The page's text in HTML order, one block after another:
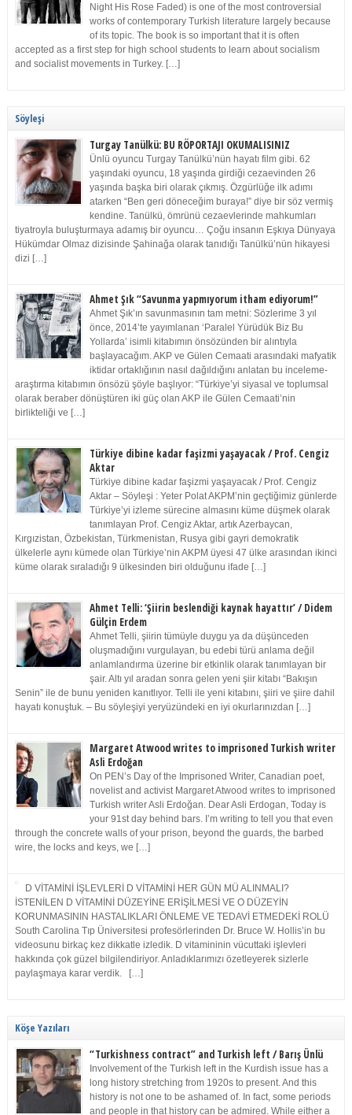
Night His Rose Faded) is one of the most controversial
works of contemporary Turkish literature largely because
of its topic. The book is so important that it is often
accepted as a first step for high school students to learn about socialism
and socialist movements in Turkey. […]
Söyleşi
Turgay Tanülkü: BU RÖPORTAJI OKUMALISINIZ
Ünlü oyuncu Turgay Tanülkü’nün hayatı film gibi. 62
yaşındaki oyuncu, 18 yaşında girdiği cezaevinden 26
yaşında başka biri olarak çıkmış. Özgürlüğe ilk adımı
atarken “Ben geri döneceğim buraya!” diye bir söz vermiş
kendine. Tanülkü, ömrünü cezaevlerinde mahkumları
tiyatroyla buluşturmaya adamış bir oyuncu… Çoğu insanın Eşkıya Dünyaya
Hükümdar Olmaz dizisinde Şahinağa olarak tanıdığı Tanülkü’nün hikayesi
dizi […]
Ahmet Şık “Savunma yapmıyorum itham ediyorum!”
Ahmet Şık’ın savunmasının tam metni: Sözlerime 3 yıl
önce, 2014’te yayımlanan ‘Paralel Yürüdük Biz Bu
Yollarda’ isimli kitabımın önsözünden bir alıntıyla
başlayacağım. AKP ve Gülen Cemaati arasındaki mafyatik
iktidar ortaklığının nasıl dağıldığını anlatan bu inceleme-
araştırma kitabımın önsözü şöyle başlıyor: “Türkiye’yi siyasal ve toplumsal
olarak beraber dönüştüren iki güç olan AKP ile Gülen Cemaati’nin
birlikteliği ve […]
Türkiye dibine kadar faşizmi yaşayacak / Prof. Cengiz
Aktar
Türkiye dibine kadar faşizmi yaşayacak / Prof. Cengiz
Aktar – Söyleşi : Yeter Polat AKPM’nin geçtiğimiz günlerde
Türkiye’yi izleme sürecine almasını küme düşmek olarak
tanımlayan Prof. Cengiz Aktar, artık Azerbaycan,
Kırgızistan, Özbekistan, Türkmenistan, Rusya gibi gayri demokratik
ülkelerle aynı kümede olan Türkiye’nin AKPM üyesi 47 ülke arasından ikinci
küme olarak sıraladığı 9 ülkesinden biri olduğunu ifade […]
Ahmet Telli: ‘Şiirin beslendiği kaynak hayattır’ / Didem
Gülçin Erdem
Ahmet Telli, şiirin tümüyle duygu ya da düşünceden
oluşmadığını vurgulayan, bu edebi türü anlama değil
anlamlandırma üzerine bir etkinlik olarak tanımlayan bir
şair. Altı yıl aradan sonra gelen yeni şiir kitabı “Bakışın
Senin” ile de bunu yeniden kanıtlıyor. Telli ile yeni kitabını, şiiri ve şiire dahil
hayatı konuştuk. – Bu söyleşiyi yeryüzündeki en iyi okurlarınızdan […]
Margaret Atwood writes to imprisoned Turkish writer
Asli Erdoğan
On PEN’s Day of the Imprisoned Writer, Canadian poet,
novelist and activist Margaret Atwood writes to imprisoned
Turkish writer Asli Erdoğan. Dear Asli Erdogan, Today is
your 91st day behind bars. I’m writing to tell you that even
through the concrete walls of your prison, beyond the guards, the barbed
wire, the locks and keys, we […]
D VİTAMİNİ İŞLEVLERİ D VİTAMİNİ HER GÜN MÜ ALINMALI?
İSTENİLEN D VİTAMİNİ DÜZEYİNE ERİŞİLMESİ VE O DÜZEYİN
KORUNMASININ HASTALIKLARI ÖNLEME VE TEDAVİ ETMEDEKİ ROLÜ
South Carolina Tıp Üniversitesi profesörlerinden Dr. Bruce W. Hollis’in bu
videosunu birkaç kez dikkatle izledik. D vitamininin vücuttaki işlevleri
hakkında çok güzel bilgilendiriyor. Anladıklarımızı özetleyerek sizlerle
paylaşmaya karar verdik. […]
Köşe Yazıları
“Turkishness contract” and Turkish left / Barış Ünlü
Involvement of the Turkish left in the Kurdish issue has a
long history stretching from 1920s to present. And this
history is not one to be ashamed of. In fact, some periods
and people in that history can be admired. While either a